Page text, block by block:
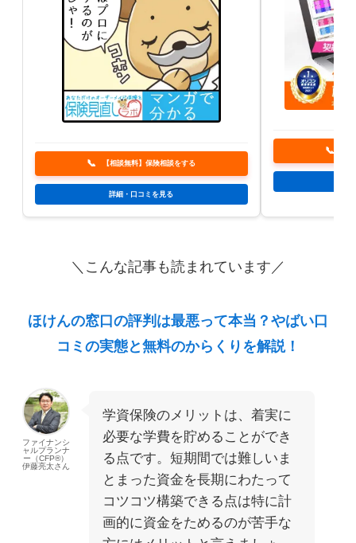
【相談無料】保険相談をする
詳細・口コミを見る
＼こんな記事も読まれています／
ほけんの窓口の評判は最悪って本当？やばい口
コミの実態と無料のからくりを解説！
ファイナンシ
ャルプランナ
ー（CFP®）
伊藤亮太さん
学資保険のメリットは、着実に
必要な学費を貯めることができ
る点です。短期間では難しいま
とまった資金を長期にわたって
コツコツ構築できる点は特に計
画的に資金をためるのが苦手な